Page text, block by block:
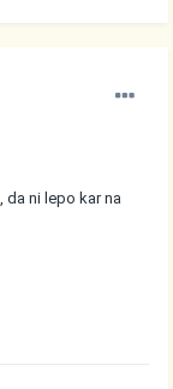
da ni lepo kar na